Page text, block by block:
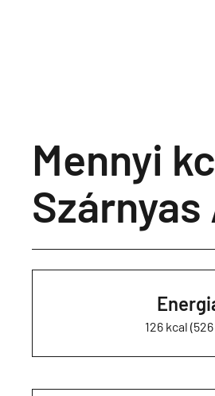
Mennyi
Szárnyas
126 kcal